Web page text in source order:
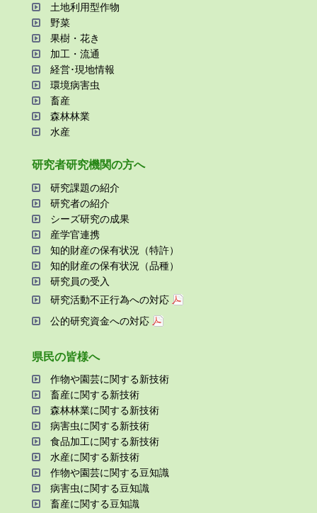
⼟地利⽤型作物
野菜
果樹・花き
加⼯・流通
経営･現地情報
環境病害⾍
畜産
森林林業
⽔産
研究者研究機関の⽅へ
研究課題の紹介
研究者の紹介
シーズ研究の成果
産学官連携
知的財産の保有状況（特許）
知的財産の保有状況（品種）
研究員の受⼊
研究活動不正⾏為への対応
公的研究資金への対応
県⺠の皆様へ
作物や園芸に関する新技術
畜産に関する新技術
森林林業に関する新技術
病害⾍に関する新技術
⾷品加⼯に関する新技術
⽔産に関する新技術
作物や園芸に関する⾖知識
病害⾍に関する⾖知識
畜産に関する⾖知識